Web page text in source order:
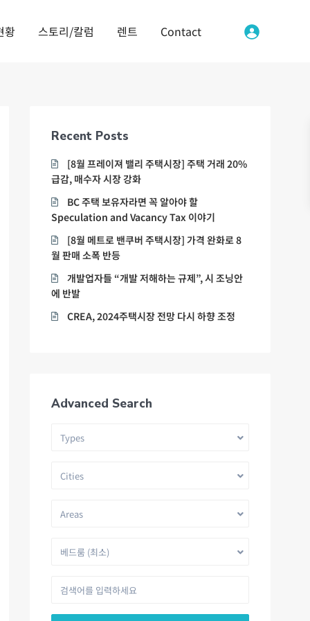
황 스토리/칼럼 렌트 Contact
Recent Posts
[8월 프레이져 밸리 주택시장] 주택 거래 20%
급감, 매수자 시장 강화
BC 주택 보유자라면 꼭 알아야 할
Speculation and Vacancy Tax 이야기
[8월 메트로 밴쿠버 주택시장] 가격 완화로 8
월 판매 소폭 반등
개발업자들 “개발 저해하는 규제”, 시 조닝안
에 반발
CREA, 2024주택시장 전망 다시 하향 조정
Advanced Search
Types
Cities
Areas
베드룸 (최소)